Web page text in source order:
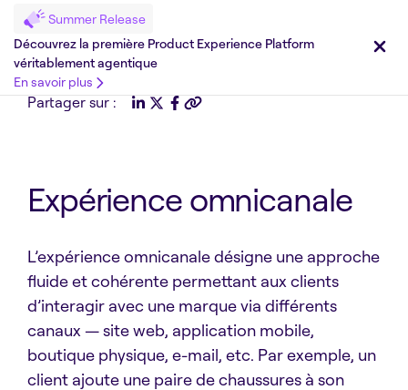
Summer Release
Découvrez la première Product Experience Platform
véritablement agentique
En savoir plus
Partager sur :
Expérience omnicanale
L’expérience omnicanale désigne une approche
fluide et cohérente permettant aux clients
d’interagir avec une marque via différents
canaux — site web, application mobile,
boutique physique, e-mail, etc. Par exemple, un
client ajoute une paire de chaussures à son